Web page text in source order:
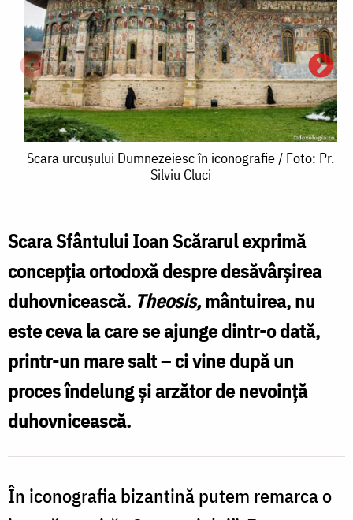
Scara
în
iconografie
/
Foto:
Pr.
Cluci
Scara urcușului Dumnezeiesc în iconografie / Foto: Pr.
Silviu Cluci
Scara Sfântului Ioan Scărarul exprimă
concepția ortodoxă despre desăvârșirea
duhovnicească. Theosis,mântuirea, nu
este ceva la care se ajunge dintr-o dată,
printr-un mare salt – ci vine după un
proces îndelung și arzător de nevoință
duhovnicească.
În iconografia bizantină putem remarca o